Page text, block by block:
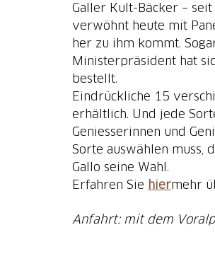
Galler Kult-Bäcker –
verwöhnt heute mit
her zu ihm kommt.
Ministerpräsident hat
bestellt.
Eindrückliche 15
erhältlich. Und jede
Geniesserinnen und
Sorte auswählen muss,
Gallo seine Wahl.
Erfahren Sie hiermehr
Anfahrt: mit dem